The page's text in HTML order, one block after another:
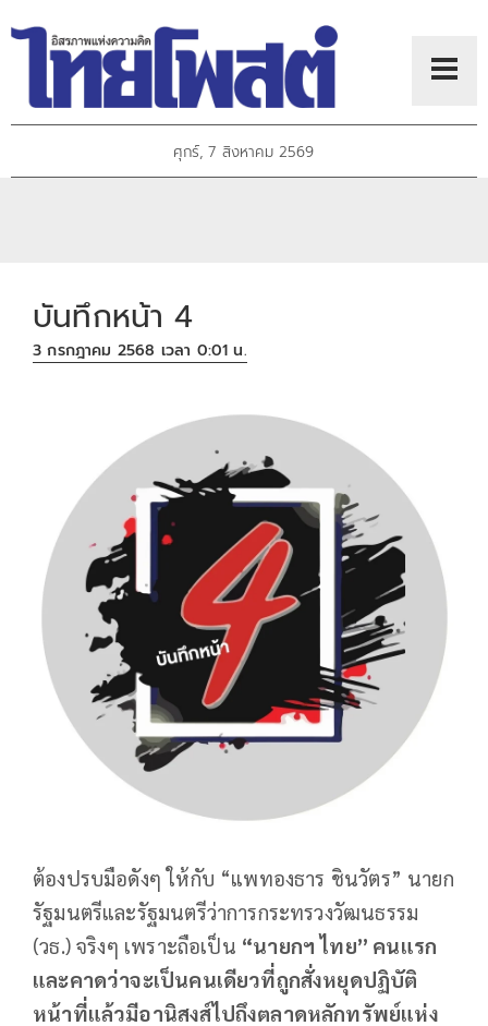
ศุกร์, 7 สิงหาคม 2569
บันทึกหน้า 4
3 กรกฎาคม 2568 เวลา 0:01 น.
ต้องปรบมือดังๆ ให้กับ “แพทองธาร ชินวัตร” นายก
รัฐมนตรีและรัฐมนตรีว่าการกระทรวงวัฒนธรรม
(วธ.) จริงๆ เพราะถือเป็น “นายกฯ ไทย” คนแรก
และคาดว่าจะเป็นคนเดียวที่ถูกสั่งหยุดปฏิบัติ
หน้าที่แล้วมีอานิสงส์ไปถึงตลาดหลักทรัพย์แห่ง